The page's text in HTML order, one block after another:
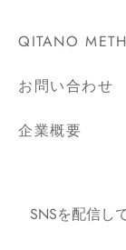
QITANO
お問い合わせ
企業概要
SNSを配信し